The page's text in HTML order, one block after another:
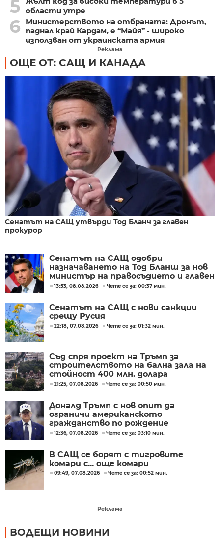
5 области утре
6
Министерството на отбраната: Дронът,
паднал край Кардам, е “Майя” - широко
използван от украинската армия
Реклама
ОЩЕ ОТ: САЩ И КАНАДА
Сенатът на САЩ утвърди Тод Бланч за главен
прокурор
Сенатът на САЩ одобри
назначаването на Тод Бланш за нов
министър на правосъдието и главен
прокурор
13:53, 08.08.2026 Чете се за: 00:37 мин.
Сенатът на САЩ с нови санкции
срещу Русия
22:18, 07.08.2026 Чете се за: 01:32 мин.
Съд спря проект на Тръмп за
строителството на бална зала на
стойност 400 млн. долара
21:25, 07.08.2026 Чете се за: 00:50 мин.
Доналд Тръмп с нов опит да
ограничи американското
гражданство по рождение
12:36, 07.08.2026 Чете се за: 03:10 мин.
В САЩ се борят с тигровите
комари с... още комари
09:49, 07.08.2026 Чете се за: 00:52 мин.
Реклама
ВОДЕЩИ НОВИНИ